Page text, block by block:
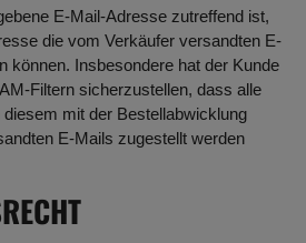
E-Mail-Adresse zutreffend ist,
die vom Verkäufer versandten E-
können. Insbesondere hat der Kunde
Filtern sicherzustellen, dass alle
mit der Bestellabwicklung
E-Mails zugestellt werden